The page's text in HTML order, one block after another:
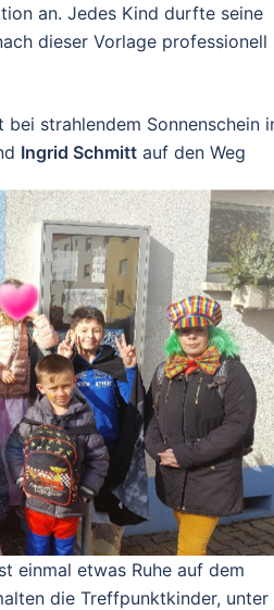
an. Jedes Kind durfte seine
dieser Vorlage professionell
strahlendem Sonnenschein
Ingrid Schmitt auf den Weg
einmal etwas Ruhe auf dem
die Treffpunktkinder, unter